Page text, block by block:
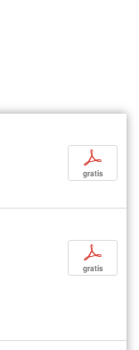
p
gratis
p
gratis